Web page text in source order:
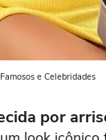
e Celebridades
por